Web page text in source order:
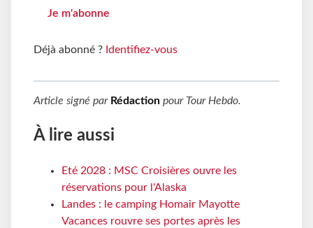
Je m'abonne
Déjà abonné ? Identifiez-vous
Article signé par Rédaction pour Tour Hebdo.
À lire aussi
Eté 2028 : MSC Croisières ouvre les
réservations pour l'Alaska
Landes : le camping Homair Mayotte
Vacances rouvre ses portes après les